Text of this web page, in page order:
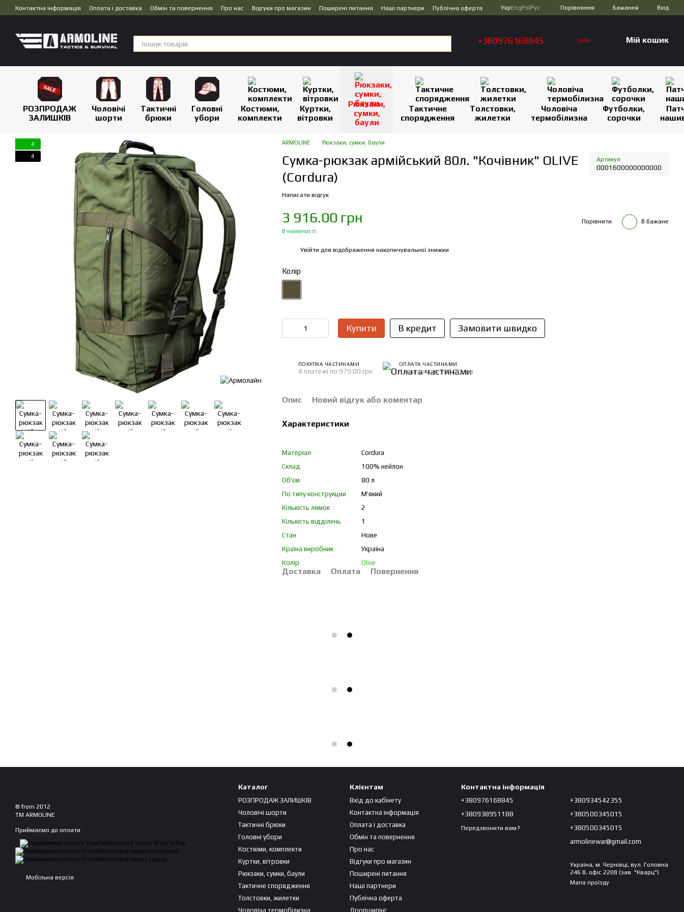
Перейти до основного контенту
Контактна інформація Оплата і доставка Обмін та повернення Про нас Відгуки про магазин Поширені питання Наші партнери
Публічна оферта
УкрEngPol Рус Порівняння Бажання Вхід
+380976168845 UAH Мій кошик
РОЗПРОДАЖ
ЗАЛИШКІВ
Чоловічі
шорти
Тактичні
брюки
Головні
убори
Костюми,
комплекти
Куртки,
вітровки
Рюкзаки,
сумки,
баули
Тактичне
спорядження
Толстовки,
жилетки
Чоловіча
термобілизна
Футболки,
сорочки
4
4
ARMOLINE Рюкзаки, сумки, баули
Сумка-рюкзак армійський 80л. "Кочівник" OLIVE
(Cordura)
Артикул
0001600000000000
Написати відгук
3 916.00 грн
В наявності
Порівняти В бажане
Увійти для відображення накопичувальної знижки
Колір
Купити В кредит Замовити швидко
ПОКУПКА ЧАСТИНАМИ
4 платежі по 979.00 грн
ОПЛАТА ЧАСТИНАМИ
4 платежі по 979.00 грн
Опис Новий відгук або коментар
Характеристики
Матеріал
Cordura
Склад
100% нейлон
Об'єм
80 л
По типу конструкции
М'який
Кількість лямок
2
Кількість відділень
1
Стан
Нове
Країна виробник
Україна
Колір
Olive
Доставка Оплата Повернення
© from 2012
TM ARMOLINE
Приймаємо до оплати
Мобільна версія
Каталог
РОЗПРОДАЖ ЗАЛИШКІВ
Чоловічі шорти
Тактичні брюки
Головні убори
Костюми, комплекти
Куртки, вітровки
Рюкзаки, сумки, баули
Тактичне спорядження
Толстовки, жилетки
Чоловіча термобілизна
Клієнтам
Вхід до кабінету
Контактна інформація
Оплата і доставка
Обмін та повернення
Про нас
Відгуки про магазин
Поширені питання
Наші партнери
Публічна оферта
Дропшипінг
Контактна інформація
+380976168845
+380938951188
Передзвонити вам?
+380934542355
+380500345015
+380500345015
armolinewar@gmail.com
Україна, м. Чернівці, вул. Головна
246 В, офіс 2208 (зав. "Кварц")
Мапа проїзду